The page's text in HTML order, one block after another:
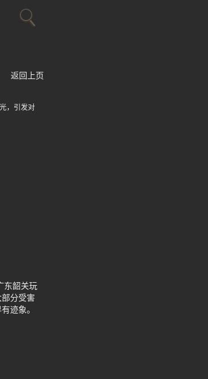
返回上页
，引发对
东韶关玩
分受害
迹象。